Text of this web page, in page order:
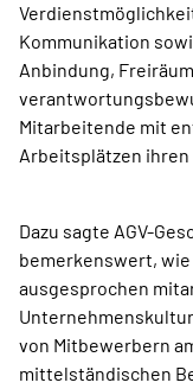
Kommunikation
Anbindung,
Mitarbeitende mit
Arbeitsplätzen ihren
Dazu sagte AGV-
bemerkenswert, wie
ausgesprochen
von Mitbewerbern
mittelständischen